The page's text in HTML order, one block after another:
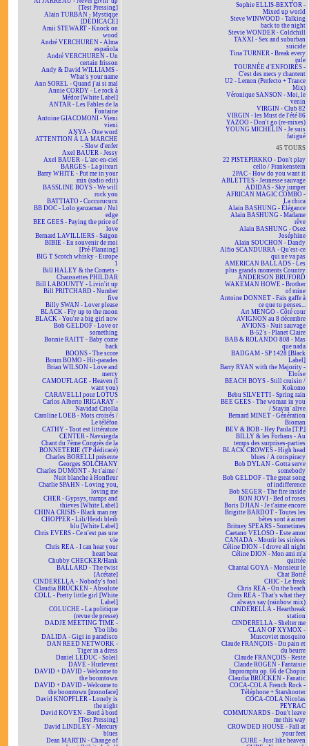
[Test Pressing]
Alain TURBAN - Mystique
[DÉDICACÉ]
Amii STEWART - Knock on
wood
André VERCHUREN - Alma
española
André VERCHUREN - Un
certain frisson
Andy & David WILLIAMS -
What's your name
Ann SOREL - Quand j'ai si mal
Annie CORDY - Le rock à
Médor [White Label]
ANTAR - Les Fables de la
Fontaine
Antoine GIACOMONI - Vieni
vieni
ANYA - One word
ATTENTION À LA MARCHE
- Slow d'enfer
Axel BAUER - Jessy
Axel BAUER - L'arc-en-ciel
BARGES - La pitxuri
Barry WHITE - Put me in your
mix (radio edit)
BASSLINE BOYS - We will
rock you
BATTIATO - Cuccurucucu
BB DOC - Lolo ganzaman / Nul
edge
BEE GEES - Paying the price of
love
Bernard LAVILLIERS - Saïgon
BIBIE - En souvenir de moi
[Pré-Planning]
BIG T Scotch whisky - Europe
1
Bill HALEY & the Comets -
Chaussettes PHILDAR
Bill LABOUNTY - Livin'it up
Bill PRITCHARD - Number
five
Billy SWAN - Lover please
BLACK - Fly up to the moon
BLACK - You're a big girl now
Bob GELDOF - Love or
something
Bonnie RAITT - Baby come
back
BOONS - The score
Boum BOMO - Hit-parades
Brian WILSON - Love and
mercy
CAMOUFLAGE - Heaven (I
want you)
CARAVELLI pour LOTUS
Carlos Alberto IRIGARAY -
Navidad Criolla
Caroline LOEB - Mots croisés /
Le téléfon
CATHY - Tout est littérature
CENTER - Navsiegda
Chant du 7ème Congrès de la
BONNETERIE (TP dédicacé)
Charles BORELLI présente
Georges SOLCHANY
Charles DUMONT - Je t'aime /
Nuit blanche à Honfleur
Charlie SPAHN - Loving you,
loving me
CHER - Gypsys, tramps and
thieves [White Label]
CHINA CRISIS - Black man ray
CHOPPER - Lili/Heidi bleib
blu [White Label]
Chris EVERS - Ce n'est pas une
vie
Chris REA - I can hear your
heart beat
Chubby CHECKER/Hank
BALLARD - The twist
[Acétate]
CINDERELLA - Nobody's fool
Claudia BRÜCKEN - Absolute
COLL - Pretty little girl [White
Label]
COLUCHE - La politique
(revue de presse)
DADJE MEETING TIME -
Ybo libo
DALIDA - Gigi in paradisco
DAN REED NETWORK -
Tiger in a dress
Daniel LEDUC - Soleil
DAVE - Hurlevent
DAVID + DAVID - Welcome to
the boomtown
DAVID + DAVID - Welcome to
the boomtown [monoface]
David KNOPFLER - Lonely is
the night
David KOVEN - Bord à bord
[Test Pressing]
David LINDLEY - Mercury
blues
Dean MARTIN - Change of
Sophie ELLIS-BEXTOR -
Mixed up world
Steve WINWOOD - Talking
back to the night
Stevie WONDER - Coldchill
TAXXI - Sex and suburban
suicide
Tina TURNER - Break every
rule
TOURNÉE d'ENFOIRÉS -
C'est des mecs y chantent
U2 - Lemon (Perfecto + Trance
Mix)
Véronique SANSON - Moi, le
venin
VIRGIN - Club 82
VIRGIN - les Must de l'été 86
YAZOO - Don't go (re-mixes)
YOUNG MICHELIN - Je suis
fatigué
45 TOURS
22 PISTEPIRKKO - Don't play
cello / Frankenstein
2PAC - How do you want it
ABLETTES - Jeunesse sauvage
ADIDAS - Sky jumper
AFRICAN MAGIC COMBO -
La chica
Alain BASHUNG - Élégance
Alain BASHUNG - Madame
rêve
Alain BASHUNG - Osez
Joséphine
Alain SOUCHON - Dandy
Alfio SCANDURRA - Qu'est-ce
qui ne va pas
AMERICAN BALLADS - Les
plus grands moments Country
ANDERSON BRUFORD
WAKEMAN HOWE - Brother
of mine
Antoine DONNET - Fais gaffe à
ce que tu penses...
Art MENGO - Côté cour
AVIGNON au 8 décembre
AVIONS - Nuit sauvage
B-52's - Planet Claire
BAB & ROLANDO 808 - Mas
que nada
BADGAM - SP 1428 [Black
Label]
Barry RYAN with the Majority -
Eloïse
BEACH BOYS - Still cruisin /
Kokomo
Bebu SILVETTI - Spring rain
BEE GEES - The woman in you
/ Stayin' alive
Bernard MINET - Génération
Bioman
BEV & BOB - Hey Paula [T.P.]
BILLY & les Forbans - Au
temps des surprises-parties
BLACK CROWES - High head
blues / A conspiracy
Bob DYLAN - Gotta serve
somebody
Bob GELDOF - The great song
of indifference
Bob SEGER - The fire inside
BON JOVI - Bed of roses
Boris DJIAN - Je t'aime encore
Brigitte BARDOT - Toutes les
bêtes sont à aimer
Britney SPEARS - Sometimes
Caetano VELOSO - Este amor
CANADA - Mourir les sirènes
Céline DION - I drove all night
Céline DION - Mon ami m'a
quittée
Chantal GOYA - Monsieur le
Chat Botté
CHIC - Le freak
Chris REA - On the beach
Chris REA - That's what they
always say (rainbow mix)
CINDERELLA - Heartbreak
station
CINDERELLA - Shelter me
CLAN OF XYMOX -
Muscoviet mosquito
Claude FRANÇOIS - Du pain et
du beurre
Claude FRANÇOIS - Reste
Claude ROGEN - Fantaisie
Impromptu op. 66 de Chopin
Claudia BRÜCKEN - Fanatic
COCA-COLA French Rock -
Téléphone + Starshooter
COCA-COLA Nicolas
PEYRAC
COMMUNARDS - Don't leave
me this way
CROWDED HOUSE - Fall at
your feet
CURE - Just like heaven